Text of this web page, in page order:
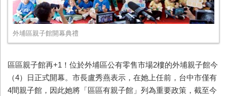
外埔區親子館開幕典禮
區區親子館再+1！位於外埔區公有零售市場2樓的外埔親子館今
（4）日正式開幕。市長盧秀燕表示，在她上任前，台中市僅有
4間親子館，因此她將「區區有親子館」列為重要政策，截至今